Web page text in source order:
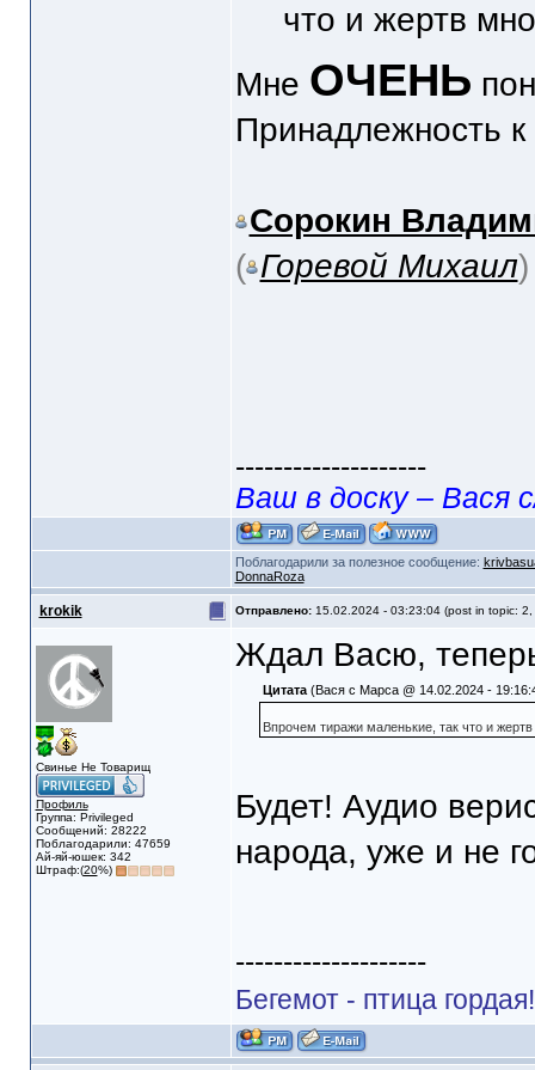
что и жертв
Мне ОЧЕНЬ
Принадлежность
Сорокин
( Горевой Михаил
--------------------
Ваш в доску – Вася
Поблагодарили за полезное сообщение:
DonnaRoza
krokik Отправлено: 15.02.2024 - 03:23:04 (post in topic: 2,
Свинье Не Товарищ
Профиль
Группа: Privileged
Сообщений: 28222
Поблагодарили: 47659
Ай-яй-юшек: 342
Штраф:(20%)
Ждал Васю,
Цитата(Вася с Марса @ 14.02.2024 -
Впрочем тиражи маленькие, так что и
Будет! Аудио
народа, уже и не
--------------------
Бегемот - птица